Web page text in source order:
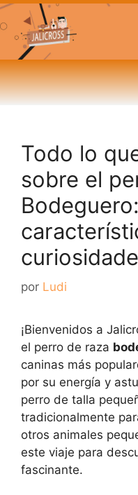
Todo lo
sobre el
Bodeguero:
por Ludi
¡Bienvenidos a
el perro de raza
caninas más
por su energía y
perro de talla
tradicionalmente
otros animales
este viaje para
fascinante.